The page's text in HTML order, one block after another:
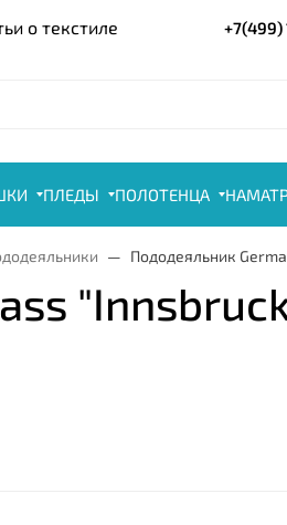
о текстиле +7(499)
ПЛЕДЫ ПОЛОТЕНЦА
Пододеяльник